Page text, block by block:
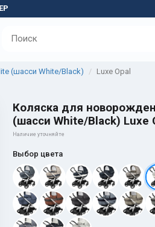
(шасси White/Black) Luxe Opal
Коляска для
(шасси White/Black) Luxe
Наличие уточняйте
Выбор цвета